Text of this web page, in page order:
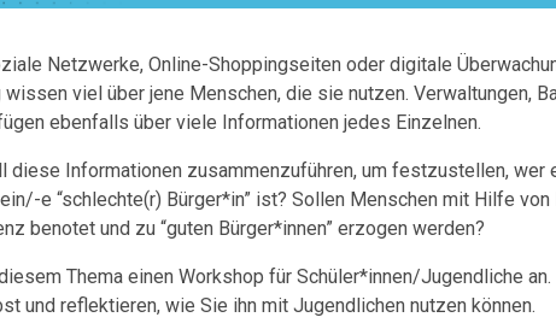
Netzwerke, Online-Shoppingseiten oder digitale
viel über jene Menschen, die sie nutzen. Verwaltungen,
ebenfalls über viele Informationen jedes Einzelnen.
diese Informationen zusammenzuführen, um festzustellen, wer
e “schlechte(r) Bürger*in” ist? Sollen Menschen mit Hilfe von
benotet und zu “guten Bürger*innen” erzogen werden?
Thema einen Workshop für Schüler*innen/Jugendliche
und reflektieren, wie Sie ihn mit Jugendlichen nutzen können.